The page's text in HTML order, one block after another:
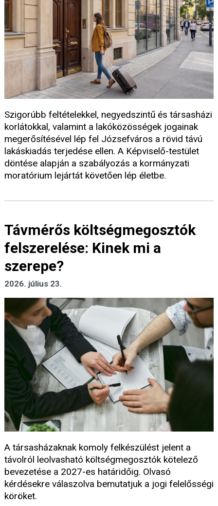
Szigorúbb feltételekkel, negyedszintű és társasházi
korlátokkal, valamint a lakóközösségek jogainak
megerősítésével lép fel Józsefváros a rövid távú
lakáskiadás terjedése ellen. A Képviselő-testület
döntése alapján a szabályozás a kormányzati
moratórium lejártát követően lép életbe.
Távmérős költségmegosztók
felszerelése: Kinek mi a
szerepe?
2026. július 23.
A társasházaknak komoly felkészülést jelent a
távolról leolvasható költségmegosztók kötelező
bevezetése a 2027-es határidőig. Olvasó
kérdésekre válaszolva bemutatjuk a jogi felelősségi
köröket.